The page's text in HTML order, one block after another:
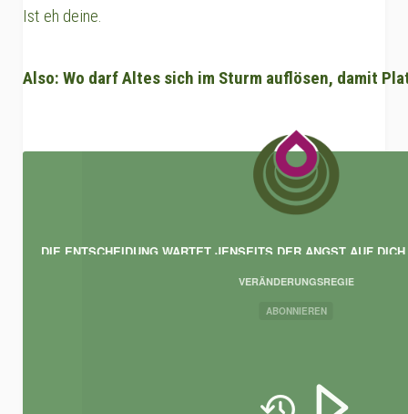
Ist eh deine.
Also: Wo darf Altes sich im Sturm auflösen, damit
VERÄNDERUNGSREGIE
ABONNIEREN
DIE ENTSCHEIDUNG WARTET JENSEITS DER ANGST AUF DICH.